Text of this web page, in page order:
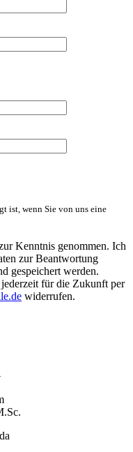
ist, wenn Sie von uns eine
Kenntnis genommen. Ich
zur Beantwortung
gespeichert werden.
für die Zukunft per
widerrufen.